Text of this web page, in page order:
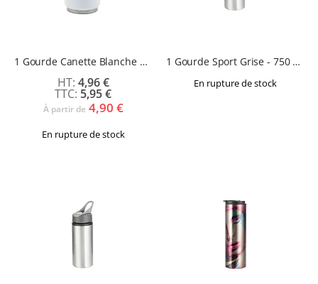
1 Gourde Canette Blanche 350 ml - ORBIT
5,95 €
4,96 €
À partir de 4,90 €
En rupture de stock
1 Gourde Sport Grise - 750 ml - SPARK
En rupture de stock